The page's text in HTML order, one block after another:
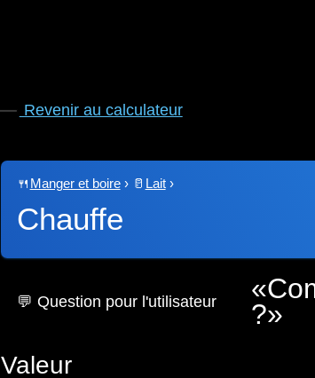
Revenir au calculateur
🍴 Manger et boire› 🥛 Lait›
Chauffe
💬 Question pour l'utilisateur
?
Valeur